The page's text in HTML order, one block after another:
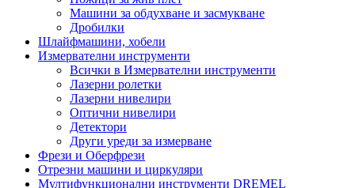
Машини за обдухване и засмукване
Дробилки
Шлайфмашини, хобели
Измервателни инструменти
Всички в Измервателни инструменти
Лазерни ролетки
Лазерни нивелири
Оптични нивелири
Детектори
Други уреди за измерване
Фрези и Оберфрези
Отрезни машини и циркуляри
Мултифункционални инструменти DREMEL